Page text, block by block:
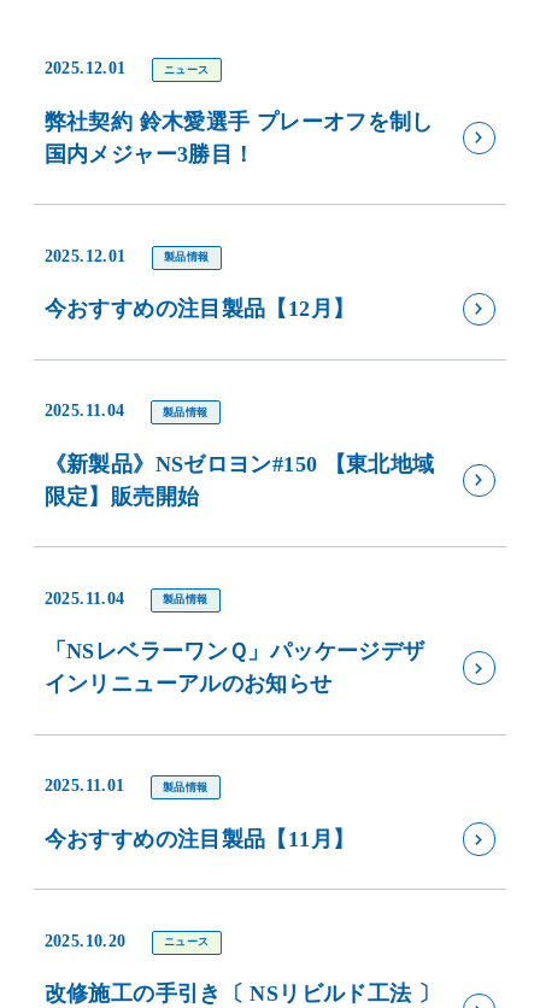
2025.12.01 ニュース
弊社契約 鈴木愛選手 プレーオフを制し
国内メジャー3勝目！
2025.12.01 製品情報
今おすすめの注目製品【12月】
2025.11.04 製品情報
《新製品》NSゼロヨン#150 【東北地域
限定】販売開始
2025.11.04 製品情報
「NSレベラーワンＱ」パッケージデザ
インリニューアルのお知らせ
2025.11.01 製品情報
今おすすめの注目製品【11月】
2025.10.20 ニュース
改修施工の手引き〔 NSリビルド工法 〕